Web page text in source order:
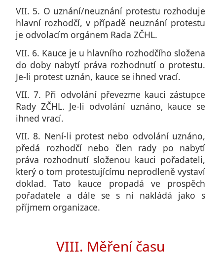
VII. 5. O uznání/neuznání protestu rozhoduje
hlavní rozhodčí, v případě neuznání protestu
je odvolacím orgánem Rada ZČHL.
VII. 6. Kauce je u hlavního rozhodčího složena
do doby nabytí práva rozhodnutí o protestu.
Je-li protest uznán, kauce se ihned vrací.
VII. 7. Při odvolání převezme kauci zástupce
Rady ZČHL. Je-li odvolání uznáno, kauce se
ihned vrací.
VII. 8. Není-li protest nebo odvolání uznáno,
předá rozhodčí nebo člen rady po nabytí
práva rozhodnutí složenou kauci pořadateli,
který o tom protestujícímu neprodleně vystaví
doklad. Tato kauce propadá ve prospěch
pořadatele a dále se s ní nakládá jako s
příjmem organizace.
VIII. Měření času